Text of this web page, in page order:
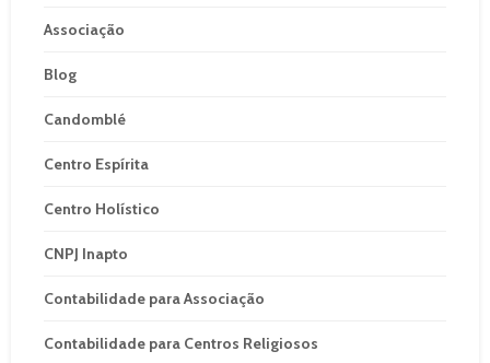
Associação
Blog
Candomblé
Centro Espírita
Centro Holístico
CNPJ Inapto
Contabilidade para Associação
Contabilidade para Centros Religiosos